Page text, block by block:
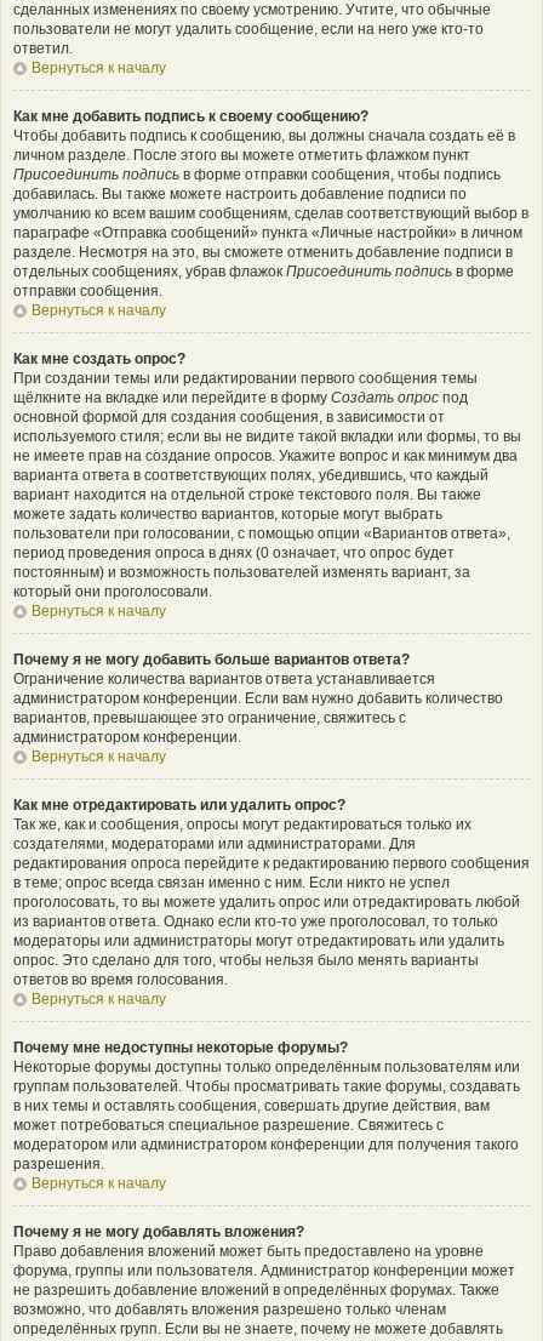
сделанных изменениях по своему усмотрению. Учтите, что обычные
пользователи не могут удалить сообщение, если на него уже кто-то
ответил.
Вернуться к началу
Как мне добавить подпись к своему сообщению?
Чтобы добавить подпись к сообщению, вы должны сначала создать её в
личном разделе. После этого вы можете отметить флажком пункт
Присоединить подпись в форме отправки сообщения, чтобы подпись
добавилась. Вы также можете настроить добавление подписи по
умолчанию ко всем вашим сообщениям, сделав соответствующий выбор в
параграфе «Отправка сообщений» пункта «Личные настройки» в личном
разделе. Несмотря на это, вы сможете отменить добавление подписи в
отдельных сообщениях, убрав флажок Присоединить подпись в форме
отправки сообщения.
Вернуться к началу
Как мне создать опрос?
При создании темы или редактировании первого сообщения темы
щёлкните на вкладке или перейдите в форму Создать опрос под
основной формой для создания сообщения, в зависимости от
используемого стиля; если вы не видите такой вкладки или формы, то вы
не имеете прав на создание опросов. Укажите вопрос и как минимум два
варианта ответа в соответствующих полях, убедившись, что каждый
вариант находится на отдельной строке текстового поля. Вы также
можете задать количество вариантов, которые могут выбрать
пользователи при голосовании, с помощью опции «Вариантов ответа»,
период проведения опроса в днях (0 означает, что опрос будет
постоянным) и возможность пользователей изменять вариант, за
который они проголосовали.
Вернуться к началу
Почему я не могу добавить больше вариантов ответа?
Ограничение количества вариантов ответа устанавливается
администратором конференции. Если вам нужно добавить количество
вариантов, превышающее это ограничение, свяжитесь с
администратором конференции.
Вернуться к началу
Как мне отредактировать или удалить опрос?
Так же, как и сообщения, опросы могут редактироваться только их
создателями, модераторами или администраторами. Для
редактирования опроса перейдите к редактированию первого сообщения
в теме; опрос всегда связан именно с ним. Если никто не успел
проголосовать, то вы можете удалить опрос или отредактировать любой
из вариантов ответа. Однако если кто-то уже проголосовал, то только
модераторы или администраторы могут отредактировать или удалить
опрос. Это сделано для того, чтобы нельзя было менять варианты
ответов во время голосования.
Вернуться к началу
Почему мне недоступны некоторые форумы?
Некоторые форумы доступны только определённым пользователям или
группам пользователей. Чтобы просматривать такие форумы, создавать
в них темы и оставлять сообщения, совершать другие действия, вам
может потребоваться специальное разрешение. Свяжитесь с
модератором или администратором конференции для получения такого
разрешения.
Вернуться к началу
Почему я не могу добавлять вложения?
Право добавления вложений может быть предоставлено на уровне
форума, группы или пользователя. Администратор конференции может
не разрешить добавление вложений в определённых форумах. Также
возможно, что добавлять вложения разрешено только членам
определённых групп. Если вы не знаете, почему не можете добавлять